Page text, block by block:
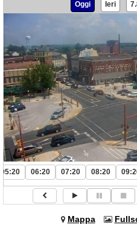
Oggi Ieri
05:20 06:20 07:20 08:20
Mappa